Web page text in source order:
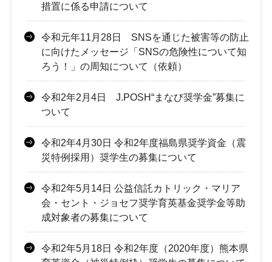
措置に係る申請について
令和元年11月28日 SNSを通じた被害等の防止
に向けたメッセージ「SNSの危険性について知
ろう！」の周知について（依頼）
令和2年2月4日 J.POSH“まなび奨学金”募集に
ついて
令和2年4月30日 令和2年度福島県奨学資金（震
災特例採用）奨学生の募集について
令和2年5月14日 公益信託カトリック・マリア
会・セント・ジョセフ奨学育英基金奨学金等助
成対象者の募集について
令和2年5月18日 令和2年度（2020年度）熊本県